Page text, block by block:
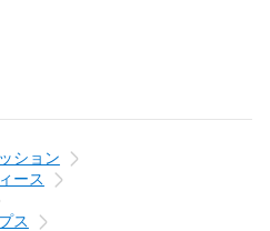
ション
ース
ス